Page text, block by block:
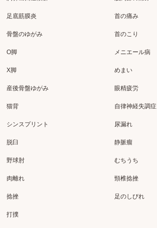
足底筋膜炎
骨盤のゆがみ
O脚
X脚
産後骨盤ゆがみ
猫背
シンスプリント
脱臼
野球肘
肉離れ
捻挫
首の痛み
首のこり
メニエール病
めまい
眼精疲労
自律神経失調症
尿漏れ
静脈瘤
むちうち
頸椎捻挫
足のしびれ
打撲